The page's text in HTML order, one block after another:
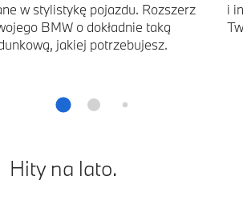
w stylistykę pojazdu. Rozszerz
BMW o dokładnie taką
jakiej potrzebujesz.
i
Hity na lato.